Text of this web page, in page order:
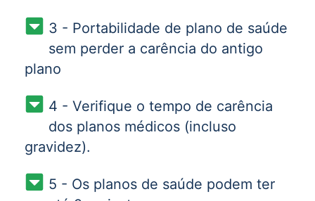
3 - Portabilidade de plano de saúde
sem perder a carência do antigo
plano
4 - Verifique o tempo de carência
dos planos médicos (incluso
gravidez).
5 - Os planos de saúde podem ter